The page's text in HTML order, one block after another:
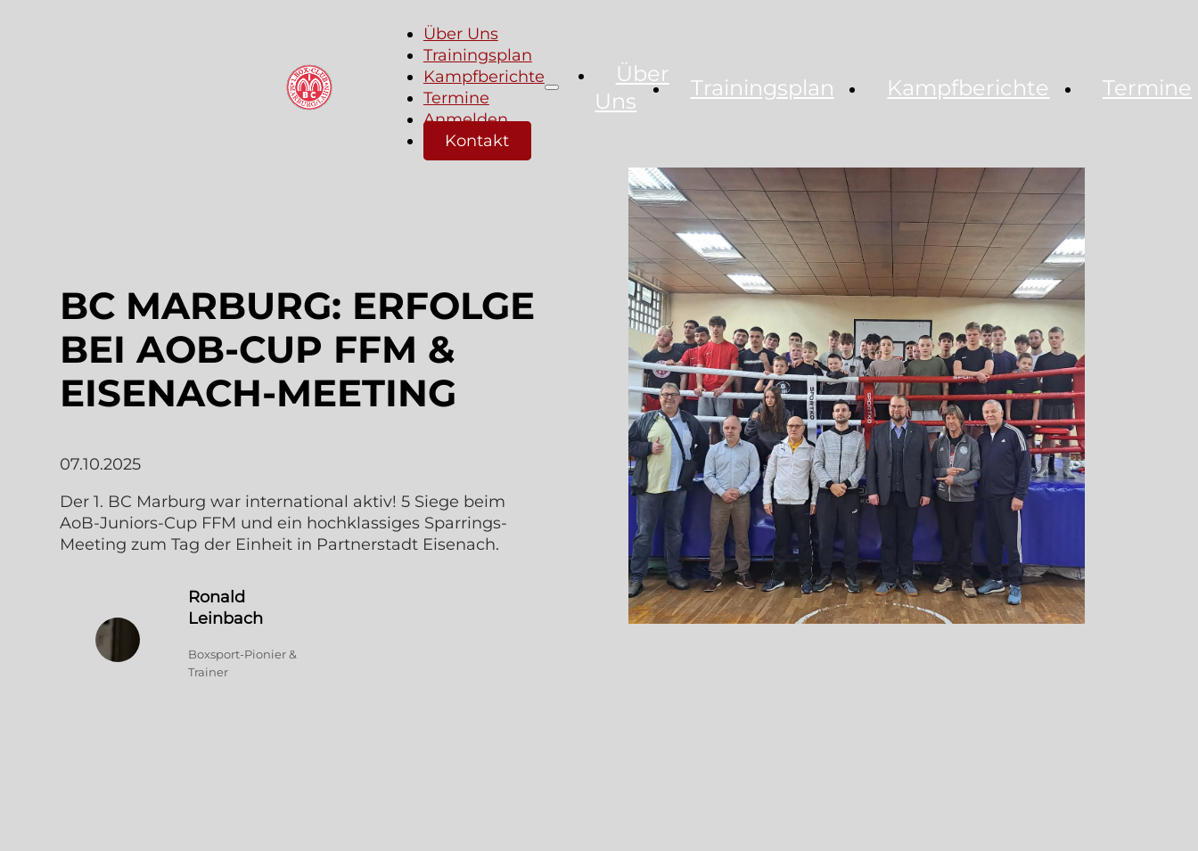
Über Uns
Trainingsplan
Kampfberichte
Termine
Anmelden
Kontakt
Über
Uns
Trainingsplan Kampfberichte Termine
BC MARBURG: ERFOLGE
BEI AOB-CUP FFM &
EISENACH-MEETING
07.10.2025
Der 1. BC Marburg war international aktiv! 5 Siege beim
AoB-Juniors-Cup FFM und ein hochklassiges Sparrings-
Meeting zum Tag der Einheit in Partnerstadt Eisenach.
Ronald
Leinbach
Boxsport-Pionier &
Trainer